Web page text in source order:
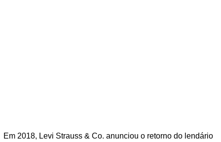
Em 2018, Levi Strauss & Co. anunciou o retorno do lendário